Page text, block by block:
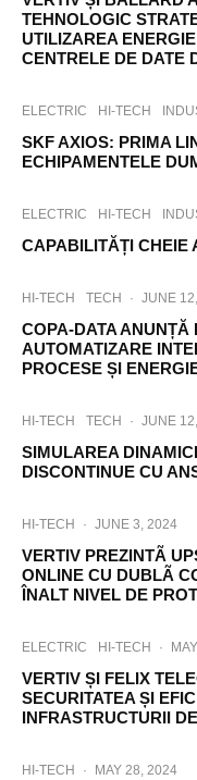
TEHNOLOGIC
UTILIZAREA
CENTRELE DE DATE
ELECTRIC HI-TECH
SKF AXIOS: PRIMA
ECHIPAMENTELE
ELECTRIC HI-TECH
CAPABILITĂȚI CHEIE
HI-TECH TECH · JUNE
COPA-DATA ANUNȚĂ
AUTOMATIZARE
PROCESE ȘI
HI-TECH TECH · JUNE
SIMULAREA
DISCONTINUE CU
HI-TECH · JUNE 3, 2024
VERTIV PREZINTÃ
ONLINE CU DUBLÃ
ÎNALT NIVEL DE
ELECTRIC HI-TECH ·
VERTIV ȘI FELIX
SECURITATEA ȘI
INFRASTRUCTURII
HI-TECH · MAY 28, 2024